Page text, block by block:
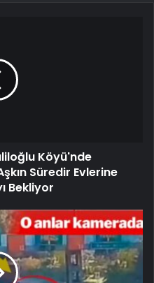
Köyü'nde
Süredir Evlerine
Bekliyor